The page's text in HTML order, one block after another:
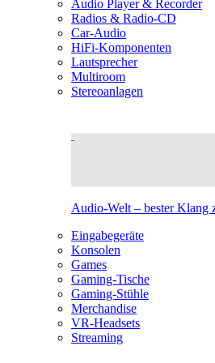
Audio Player & Recorder
Radios & Radio-CD
Car-Audio
HiFi-Komponenten
Lautsprecher
Multiroom
Stereoanlagen
Audio-Welt – bester Klang
Eingabegeräte
Konsolen
Games
Gaming-Tische
Gaming-Stühle
Merchandise
VR-Headsets
Streaming